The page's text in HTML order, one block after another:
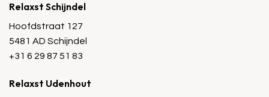
Relaxst Schijndel
Hoofdstraat 127
5481 AD Schijndel
+31 6 29 87 51 83
Relaxst Udenhout